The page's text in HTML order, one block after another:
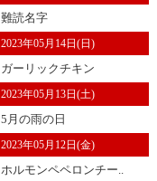
難読名字
2023年05月14日(日)
ガーリックチキン
2023年05月13日(土)
5月の雨の日
2023年05月12日(金)
ホルモンペペロンチー..